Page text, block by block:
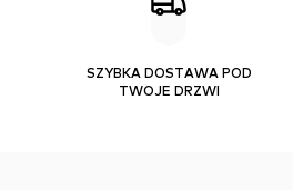
SZYBKA DOSTAWA POD
TWOJE DRZWI